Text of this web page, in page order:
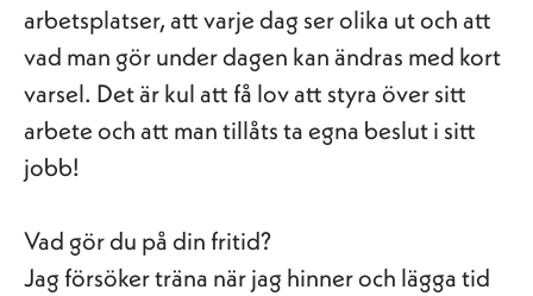
arbetsplatser, att varje dag ser olika ut och att
vad man gör under dagen kan ändras med kort
varsel. Det är kul att få lov att styra över sitt
arbete och att man tillåts ta egna beslut i sitt
jobb!
Vad gör du på din fritid?
Jag försöker träna när jag hinner och lägga tid